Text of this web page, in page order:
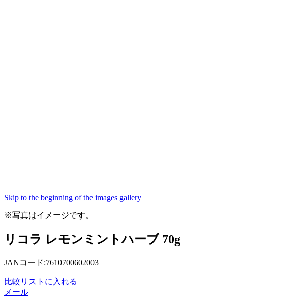
Skip to the beginning of the images gallery
※写真はイメージです。
リコラ レモンミントハーブ 70g
JANコード:7610700602003
比較リストに入れる
メール